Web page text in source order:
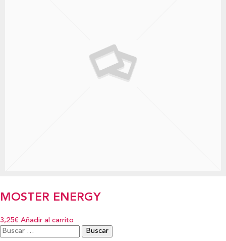
MOSTER ENERGY
3,25€ Añadir al carrito
Buscar: